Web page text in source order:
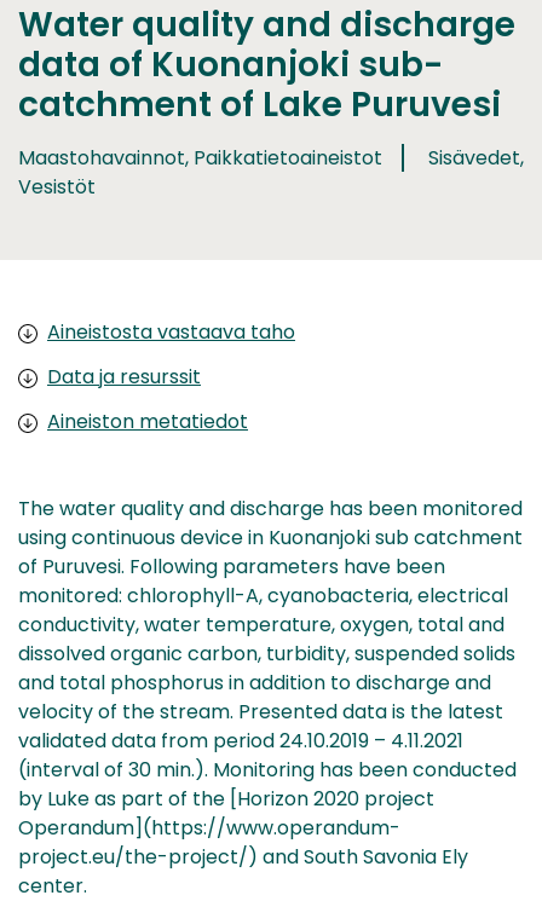
Water quality and discharge
data of Kuonanjoki sub-
catchment of Lake Puruvesi
Maastohavainnot, Paikkatietoaineistot
Sisävedet,
Vesistöt
Aineistosta vastaava taho
Data ja resurssit
Aineiston metatiedot
The water quality and discharge has been monitored
using continuous device in Kuonanjoki sub catchment
of Puruvesi. Following parameters have been
monitored: chlorophyll-A, cyanobacteria, electrical
conductivity, water temperature, oxygen, total and
dissolved organic carbon, turbidity, suspended solids
and total phosphorus in addition to discharge and
velocity of the stream. Presented data is the latest
validated data from period 24.10.2019 – 4.11.2021
(interval of 30 min.). Monitoring has been conducted
by Luke as part of the [Horizon 2020 project
Operandum](https://www.operandum-
project.eu/the-project/) and South Savonia Ely
center.